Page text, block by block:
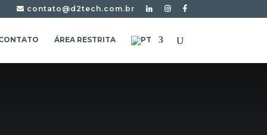
contato@d2tech.com.br
ÁREA RESTRITA